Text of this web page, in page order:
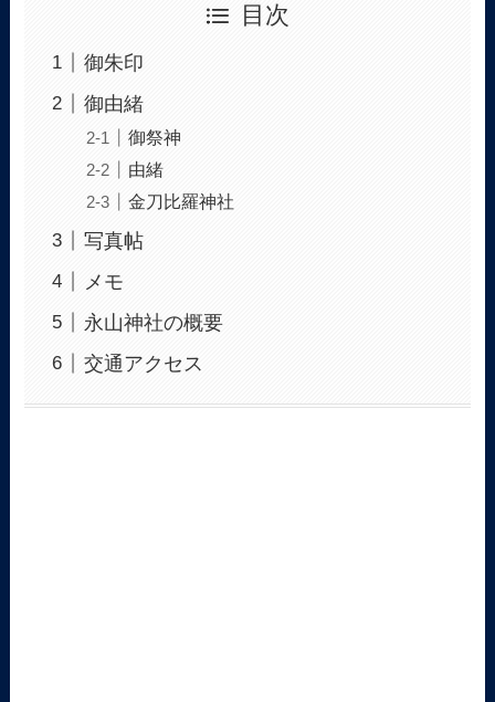
目次
御朱印
御由緒
御祭神
由緒
金刀比羅神社
写真帖
メモ
永山神社の概要
交通アクセス